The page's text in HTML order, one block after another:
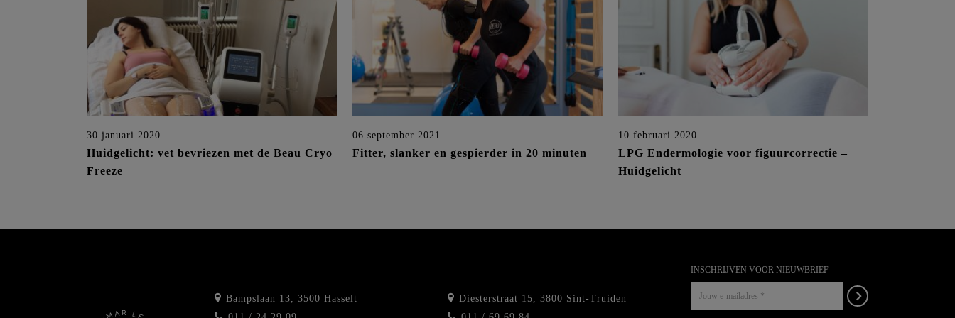
30 januari 2020
Huidgelicht: vet bevriezen met de Beau Cryo
Freeze
06 september 2021
Fitter, slanker en gespierder in 20 minuten
10 februari 2020
LPG Endermologie voor figuurcorrectie –
Huidgelicht
Bampslaan 13, 3500 Hasselt
Diesterstraat 15, 3800 Sint-Truiden
INSCHRIJVEN VOOR NIEUWBRIEF